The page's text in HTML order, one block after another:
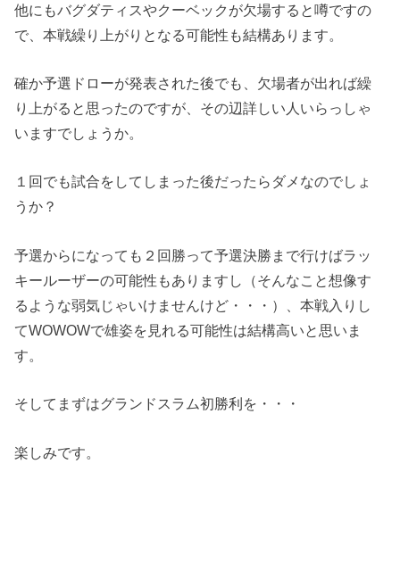
他にもバグダティスやクーベックが欠場すると噂ですの
で、本戦繰り上がりとなる可能性も結構あります。
確か予選ドローが発表された後でも、欠場者が出れば繰
り上がると思ったのですが、その辺詳しい人いらっしゃ
いますでしょうか。
１回でも試合をしてしまった後だったらダメなのでしょ
うか？
予選からになっても２回勝って予選決勝まで行けばラッ
キールーザーの可能性もありますし（そんなこと想像す
るような弱気じゃいけませんけど・・・）、本戦入りし
てWOWOWで雄姿を見れる可能性は結構高いと思いま
す。
そしてまずはグランドスラム初勝利を・・・
楽しみです。